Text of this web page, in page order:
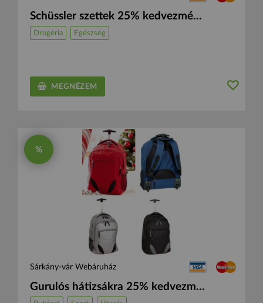
Schüssler szettek 25% kedvezmé...
Drogéria Egészség
MEGNÉZEM
%
Sárkány-vár Webáruház
Gurulós hátizsákra 25% kedvezm...